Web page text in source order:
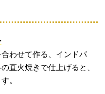
わせて作る、インドパ
直火焼きで仕上げると、
。